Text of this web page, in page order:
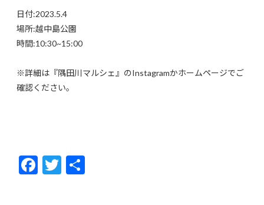
日付:2023.5.4
場所:越中島公園
時間:10:30~15:00
※詳細は『隅田川マルシェ』のInstagramかホームページでご
確認ください。
F
T